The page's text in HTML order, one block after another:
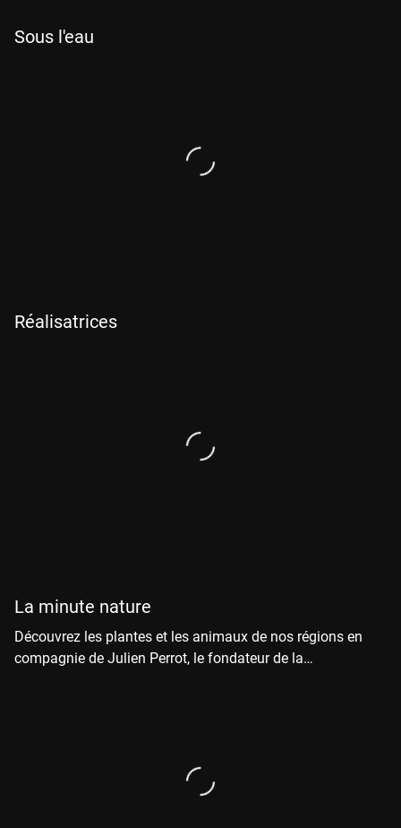
Sous l'eau
Réalisatrices
La minute nature
Découvrez les plantes et les animaux de nos régions en
compagnie de Julien Perrot, le fondateur de la